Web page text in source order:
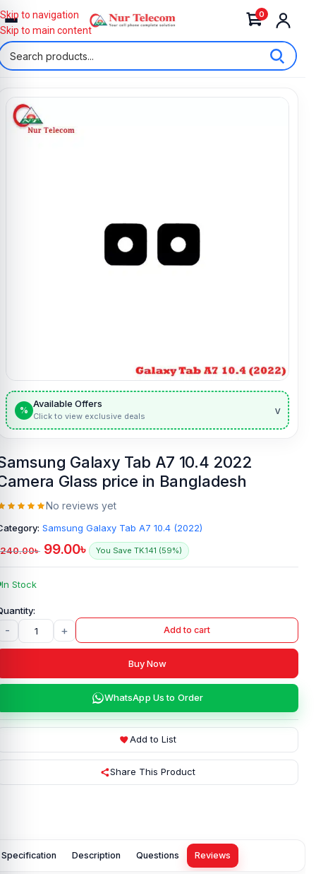
0
Skip to navigation
Skip to main content
%
Available Offers
Click to view exclusive deals v
Galaxy Tab A7 10.4 2022
Glass price in Bangladesh
No reviews yet
Samsung Galaxy Tab A7 10.4 (2022)
240.00৳ 99.00৳ You Save TK.141 (59%)
In Stock
- + Add to cart
Buy Now
WhatsApp Us to Order
Add to List
Share This Product
Specification Description Questions Reviews